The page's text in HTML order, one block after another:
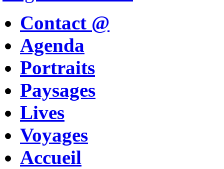
Contact @
Agenda
Portraits
Paysages
Lives
Voyages
Accueil